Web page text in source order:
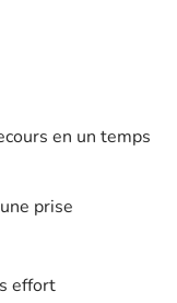
en un temps
prise
effort